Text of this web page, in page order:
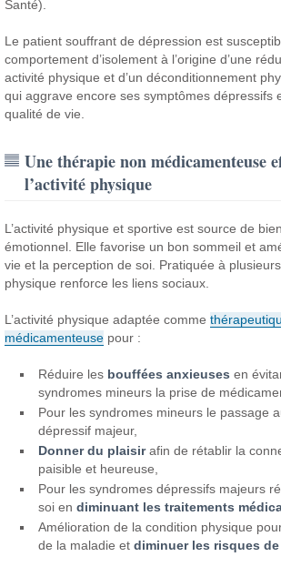
Santé).
Le patient souffrant de dépression est
comportement d’isolement à l’origine d’une
activité physique et d’un déconditionnement
qui aggrave encore ses symptômes dépressifs
qualité de vie.
Une thérapie non médicamenteuse
l’activité physique
L’activité physique et sportive est source de
émotionnel. Elle favorise un bon sommeil et
vie et la perception de soi. Pratiquée à
physique renforce les liens sociaux.
L’activité physique adaptée comme
médicamenteuse pour :
Réduire les bouffées anxieuses en
syndromes mineurs la prise de
Pour les syndromes mineurs le passage
dépressif majeur,
Donner du plaisirafin de rétablir la
paisible et heureuse,
Pour les syndromes dépressifs majeurs
soi endiminuant les traitements
Amélioration de la condition physique
de la maladie etdiminuer les risques